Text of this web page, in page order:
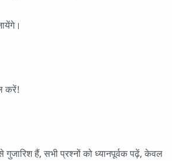
करें!
हैं, सभी प्रश्नों को ध्यानपूर्वक पढ़ें, केवल